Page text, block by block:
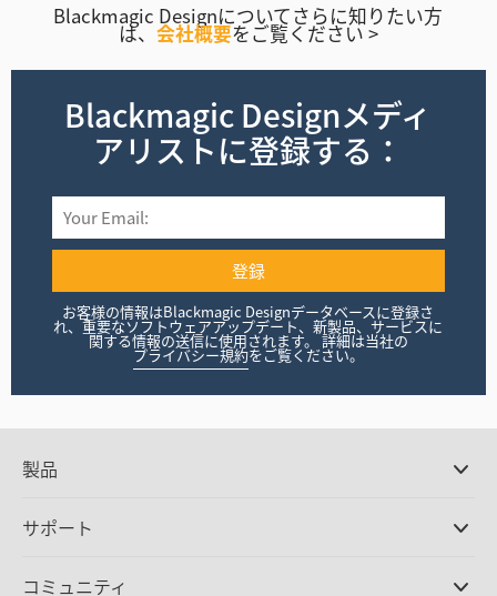
Blackmagic Designについてさらに知りたい方
は、 会社概要をご覧ください >
Blackmagic Designメディ
アリストに登録する：
登録
お客様の情報はBlackmagic Designデータベースに登録さ
れ、重要なソフトウェアアップデート、新製品、サービスに
関する情報の送信に使用されます。 詳細は当社の
プライバシー規約をご覧ください。
製品
DaVinci Resolve/Fusion
ATEMプロダクション
サポート
コミュニティ